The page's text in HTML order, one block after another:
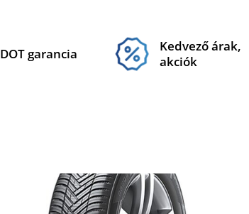
DOT garancia
Kedvező árak,
akciók